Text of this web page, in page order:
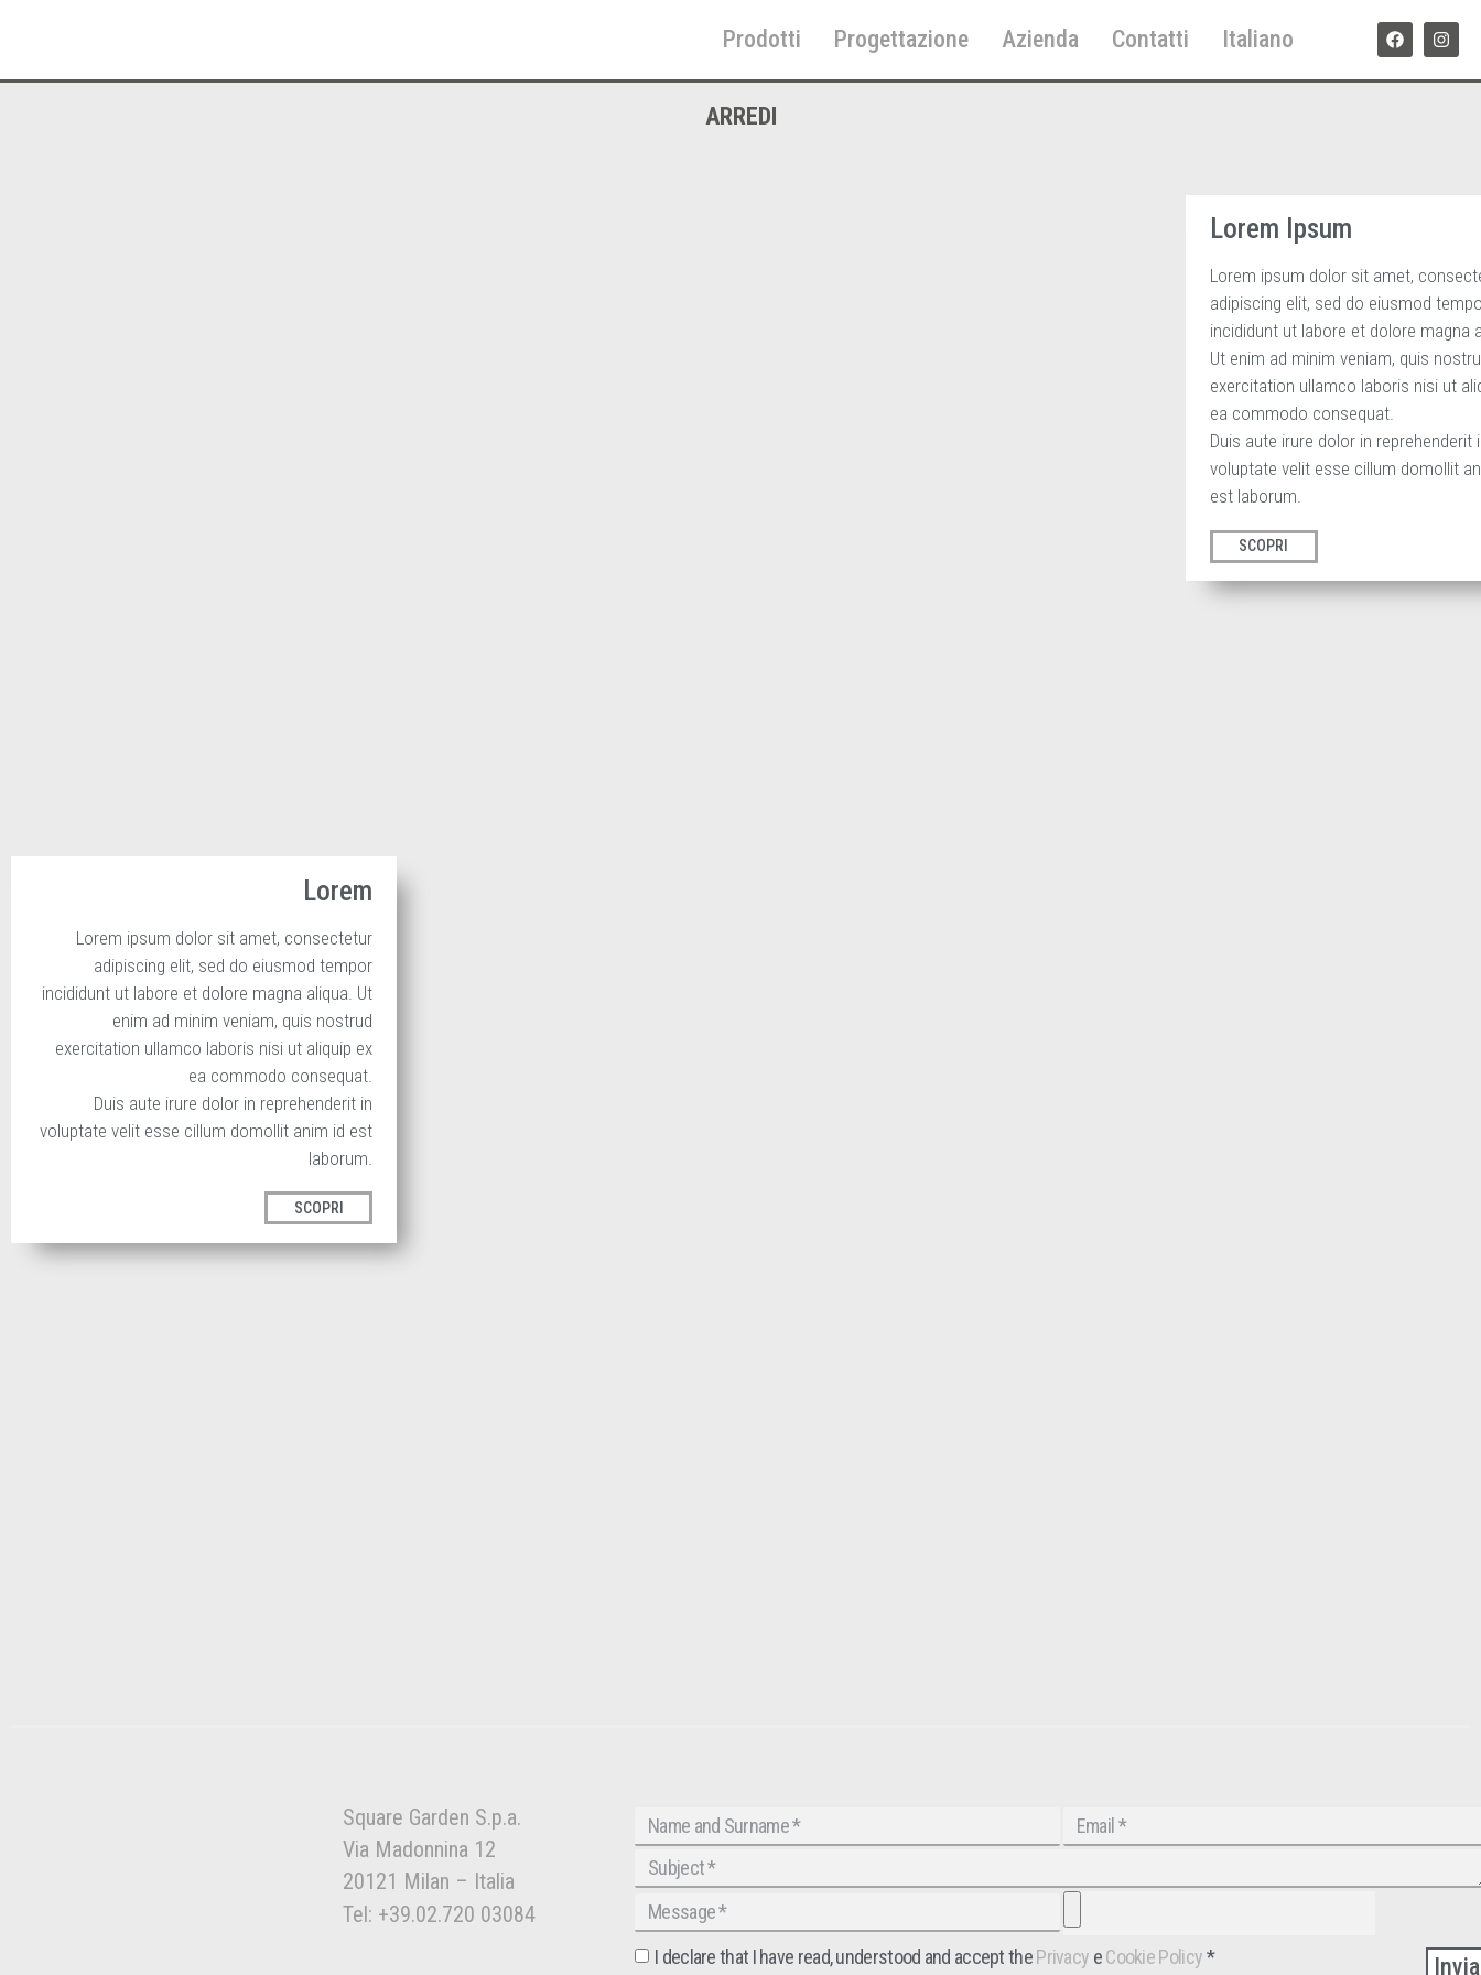
Prodotti Progettazione Azienda Contatti Italiano
ARREDI
Lorem Ipsum
Lorem ipsum dolor sit amet,
adipiscing elit, sed do eiusmod
incididunt ut labore et dolore magna
Ut enim ad minim veniam, quis
exercitation ullamco laboris nisi ut
ea commodo consequat.
Duis aute irure dolor in reprehenderit
voluptate velit esse cillum domollit
est laborum.
SCOPRI
Lorem
Lorem ipsum dolor sit amet, consectetur
adipiscing elit, sed do eiusmod tempor
incididunt ut labore et dolore magna aliqua. Ut
enim ad minim veniam, quis nostrud
exercitation ullamco laboris nisi ut aliquip ex
ea commodo consequat.
Duis aute irure dolor in reprehenderit in
voluptate velit esse cillum domollit anim id est
laborum.
SCOPRI
Square Garden S.p.a.
Via Madonnina 12
20121 Milan – Italia
Tel: +39.02.720 03084
I declare that I have read, understood and accept thePrivacy eCookie Policy* Invia